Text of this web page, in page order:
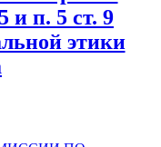
и п. 5 ст. 9
этики